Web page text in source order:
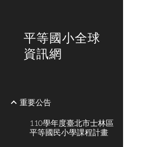
平等國小全球
資訊網
重要公告
110學年度臺北市士林區
平等國民小學課程計畫